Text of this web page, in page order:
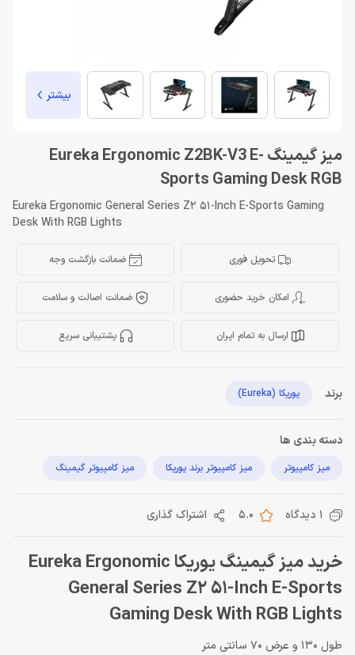
بیشتر
میز گیمینگ Eureka Ergonomic Z2BK-V3 E-
Sports Gaming Desk RGB
Eureka Ergonomic General Series Z2 51-Inch E-Sports Gaming
Desk With RGB Lights
تحویل فوری ضمانت بازگشت وجه
امکان خرید حضوری ضمانت اصالت و سلامت
ارسال به تمام ایران پشتیبانی سریع
برند یوریکا (Eureka)
دسته بندی ها
میز کامپیوتر میز کامپیوتر برند یوریکا میز کامپیوتر گیمینگ
1 دیدگاه 5.0 اشتراک گذاری
خرید میز گیمینگ یوریکا Eureka Ergonomic
General Series Z2 51-Inch E-Sports
Gaming Desk With RGB Lights
طول 130 و عرض 70 سانتی متر